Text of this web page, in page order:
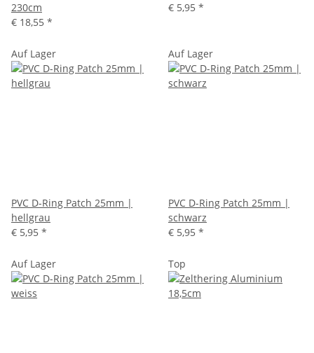
230cm
€ 18,55 *
€ 5,95 *
Auf Lager
PVC D-Ring Patch 25mm |
hellgrau
€ 5,95 *
Auf Lager
PVC D-Ring Patch 25mm |
schwarz
€ 5,95 *
Auf Lager Top